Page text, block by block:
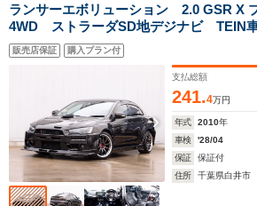
ランサーエボリューション 2.0 GSR X
4WD ストラーダSD地デジナビ TEIN
エモーションZR10 18AW
VALDISPORTカーボンボンネット 過去
枚 HKSマフラー バックカメラ ドラ
販売店保証 購入プラン付
支払総額
241.4万円
年式 2010年
車検
'28/04
保証
保証付
住所
千葉県白井市